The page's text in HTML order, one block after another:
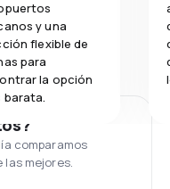
y una
flexible de
para
la opción
barata.
comparamos
mejores.